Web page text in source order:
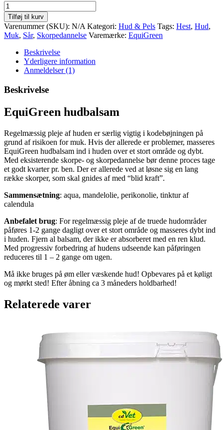
EquiGreen
hudbalsam
antal
Tilføj til kurv
Varenummer (SKU): N/A Kategori: Hud & Pels Tags: Hest, Hud,
Muk, Sår, Skorpedannelse Varemærke: EquiGreen
Beskrivelse
Yderligere information
Anmeldelser (1)
Beskrivelse
EquiGreen hudbalsam
Regelmæssig pleje af huden er særlig vigtig i kodebøjningen på
grund af risikoen for muk. Hvis der allerede er problemer, masseres
EquiGreen hudbalsam ind i huden over et stort område og dybt.
Med eksisterende skorpe- og skorpedannelse bør denne proces tage
et godt kvarter pr. ben. Der er allerede ved at løsne sig en lang
række skorper, som skal gnides af med “blid kraft”.
Sammensætning: aqua, mandelolie, perikonolie, tinktur af
calendula
Anbefalet brug: For regelmæssig pleje af de truede hudområder
påføres 1-2 gange dagligt over et stort område og masseres dybt ind
i huden. Fjern al balsam, der ikke er absorberet med en ren klud.
Med progressiv forbedring af hudens udseende kan påføringen
reduceres til 1 – 2 gange om ugen.
Må ikke bruges på øm eller væskende hud! Opbevares på et køligt
og mørkt sted! Efter åbning ca 3 måneders holdbarhed!
Relaterede varer